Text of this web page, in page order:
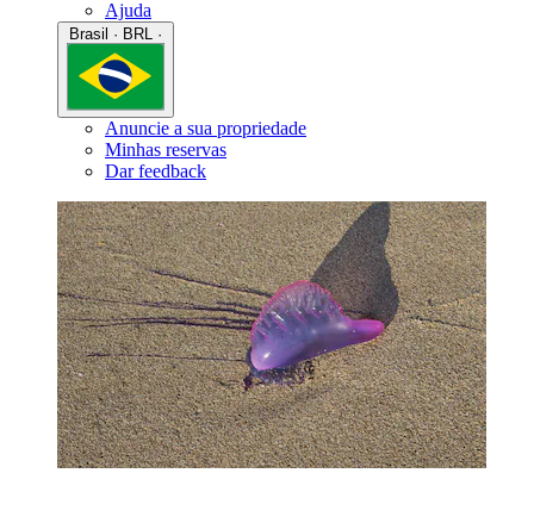
Ajuda
Anuncie a sua propriedade
Minhas reservas
Dar feedback